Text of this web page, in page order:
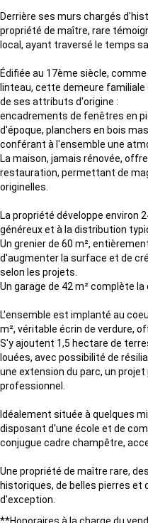
Derrière ses murs chargés
propriété de maître, rare
local, ayant traversé le temps
Édifiée au 17ème siècle,
linteau, cette demeure
de ses attributs d'origine :
encadrements de fenêtres en
d'époque, planchers en bois
conférant à l'ensemble une
La maison, jamais rénovée,
restauration, permettant de
originelles.
La propriété développe environ
généreux et à la distribution
Un grenier de 60 m²,
d'augmenter la surface et de
selon les projets.
Un garage de 42 m² complète la
L'ensemble est implanté au
m², véritable écrin de verdure,
S'y ajoutent 1,5 hectare de
louées, avec possibilité de
une extension du parc, un
professionnel.
Idéalement située à quelques
disposant d'une école et de
conjugue cadre champêtre,
Une propriété de maître rare,
historiques, de belles pierres
d'exception.